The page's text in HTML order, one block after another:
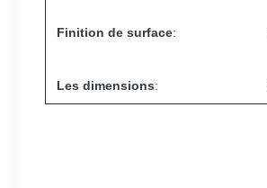
Finition de surface:
Les dimensions: